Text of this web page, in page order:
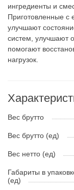
ингредиенты и
Приготовленные с
улучшают
систем, улучшают
помогают
нагрузок.
Вес брутто
Вес брутто (ед)
Вес нетто (ед)
Габариты в
(ед)